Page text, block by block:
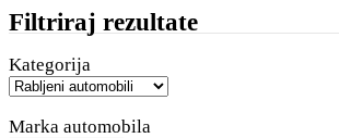
Filtriraj rezultate
Kategorija
Marka automobila